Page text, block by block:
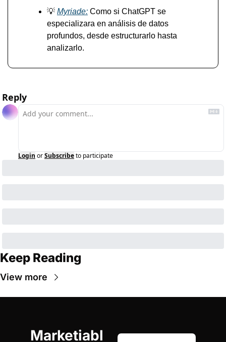
💡 Myriade: Como si ChatGPT se
especializara en análisis de datos
profundos, desde estructurarlo hasta
analizarlo.
Reply
Login orSubscribeto participate
Keep Reading
View more
Marketiabl